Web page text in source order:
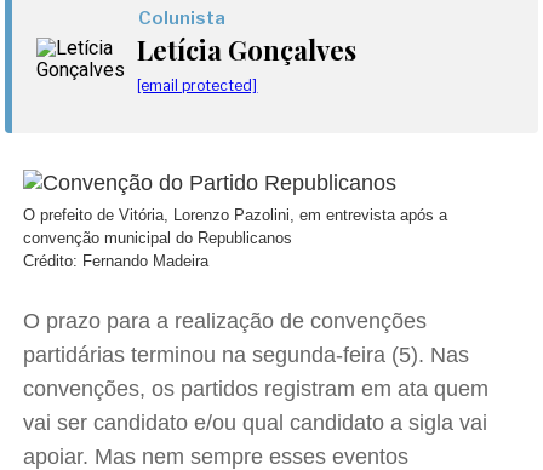
Colunista
Letícia Gonçalves
[email protected]
O prefeito de Vitória, Lorenzo Pazolini, em entrevista após a
convenção municipal do Republicanos
Crédito: Fernando Madeira
O prazo para a realização de convenções
partidárias terminou na segunda-feira (5). Nas
convenções, os partidos registram em ata quem
vai ser candidato e/ou qual candidato a sigla vai
apoiar. Mas nem sempre esses eventos